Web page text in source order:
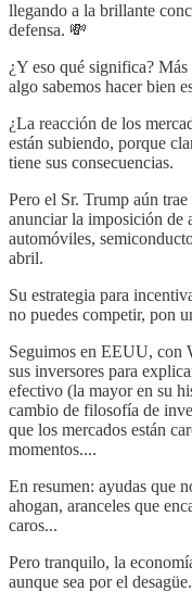
llegando a la brillante
defensa. 💸
¿Y eso qué significa?
algo sabemos hacer bien
¿La reacción de los
están subiendo, porque
tiene sus consecuencias.
Pero el Sr. Trump aún
anunciar la imposición de
automóviles,
abril.
Su estrategia para
no puedes competir, pon
Seguimos en EEUU, con
sus inversores para
efectivo (la mayor en su
cambio de filosofía de
que los mercados están
momentos....
En resumen: ayudas que
ahogan, aranceles que
caros...
Pero tranquilo, la
aunque sea por el desagüe.